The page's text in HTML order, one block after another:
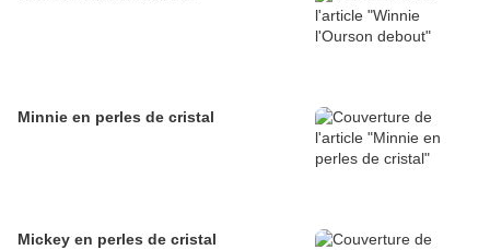
Minnie en perles de cristal
Mickey en perles de cristal